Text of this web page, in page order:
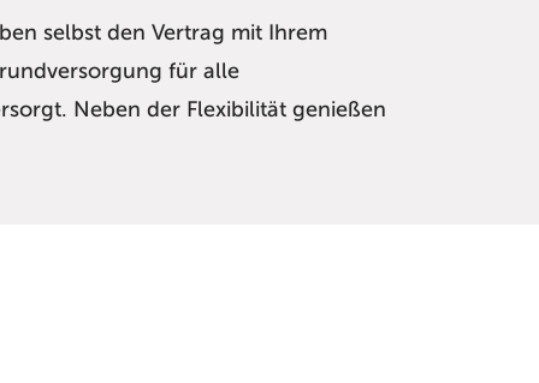
selbst den Vertrag mit Ihrem
für alle
Neben der Flexibilität genießen